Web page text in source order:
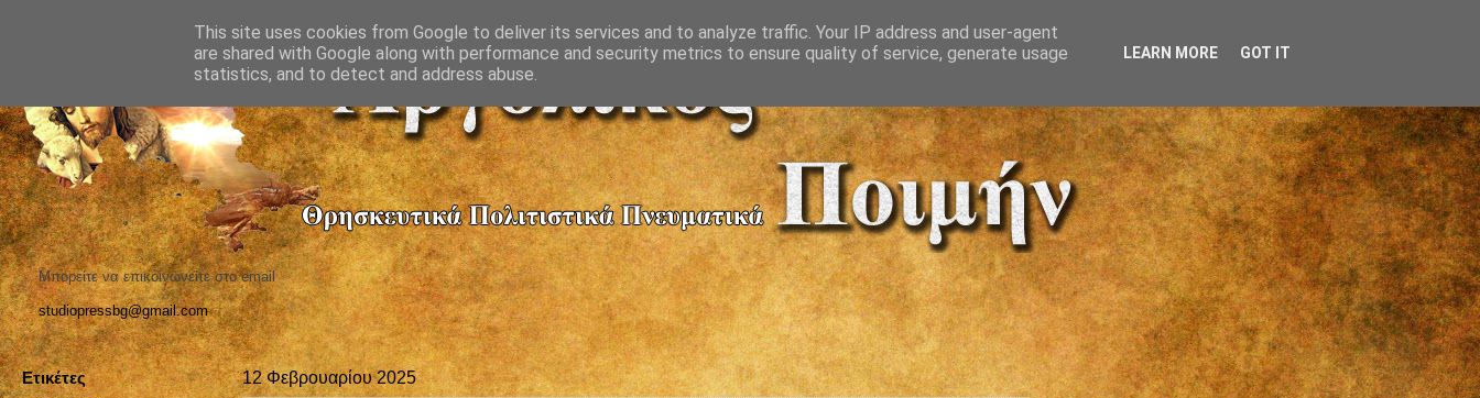
Μπορείτε να επικοινωνείτε στο email
studiopressbg@gmail.com
12 Φεβρουαρίου 2025
Ετικέτες
This site uses cookies from Google to deliver its services and to analyze traffic. Your IP address and user-agent
are shared with Google along with performance and security metrics to ensure quality of service, generate usage
statistics, and to detect and address abuse.
LEARN MORE GOT IT